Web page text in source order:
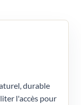
durable
l'accès pour